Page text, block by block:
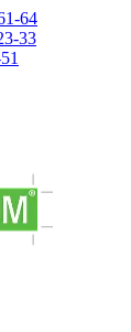
64
33